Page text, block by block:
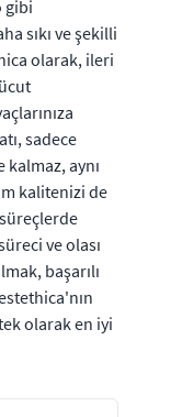
gibi
sıkı ve şekilli
olarak, ileri
sadece
aynı
kalitenizi de
ve olası
başarılı
olarak en iyi